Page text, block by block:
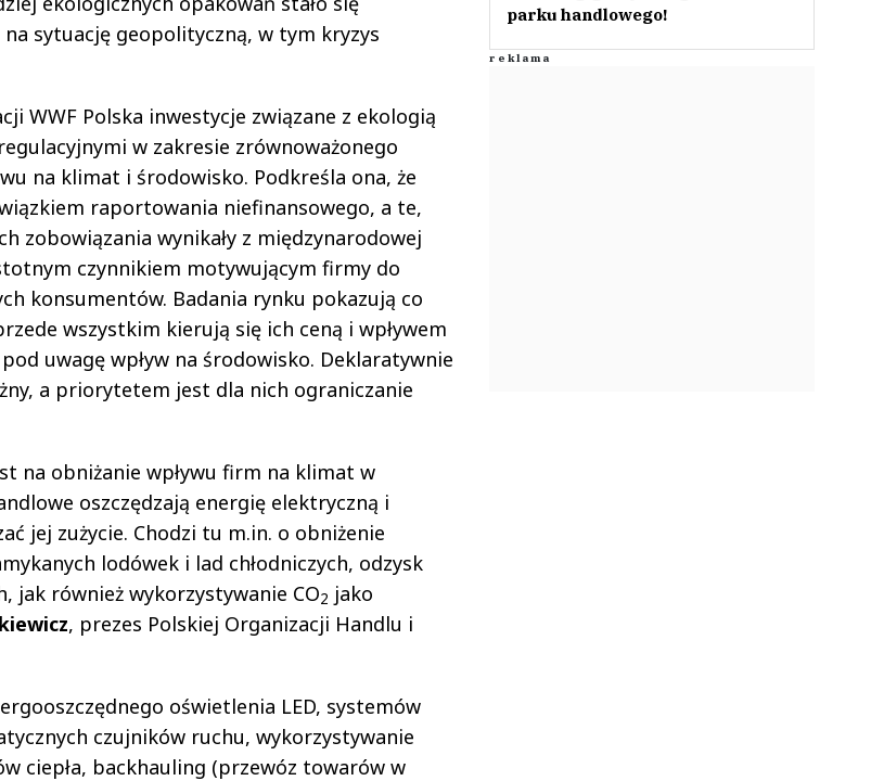
sytuację geopolityczną, w tym kryzys
WWF Polska inwestycje związane z ekologią
w zakresie zrównoważonego
na klimat i środowisko. Podkreśla ona, że
raportowania niefinansowego, a te,
zobowiązania wynikały z międzynarodowej
czynnikiem motywującym firmy do
konsumentów. Badania rynku pokazują co
wszystkim kierują się ich ceną i wpływem
uwagę wpływ na środowisko. Deklaratywnie
a priorytetem jest dla nich ograniczanie
na obniżanie wpływu firm na klimat w
oszczędzają energię elektryczną i
jej zużycie. Chodzi tu m.in. o obniżenie
lodówek i lad chłodniczych, odzysk
jak również wykorzystywanie CO2 jako
, prezes Polskiej Organizacji Handlu i
oświetlenia LED, systemów
czujników ruchu, wykorzystywanie
ciepła, backhauling (przewóz towarów w
parku handlowego!